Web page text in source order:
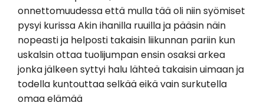
onnettomuudessa että mulla tää oli niin syömiset
pysyi kurissa Akin ihanilla ruuilla ja pääsin näin
nopeasti ja helposti takaisin liikunnan pariin kun
uskalsin ottaa tuolijumpan ensin osaksi arkea
jonka jälkeen syttyi halu lähteä takaisin uimaan ja
todella kuntouttaa selkää eikä vain surkutella
omaa elämää